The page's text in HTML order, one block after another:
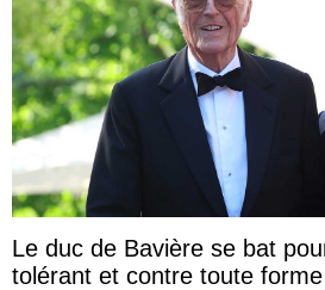
Le duc de Bavière se bat
tolérant et contre toute forme